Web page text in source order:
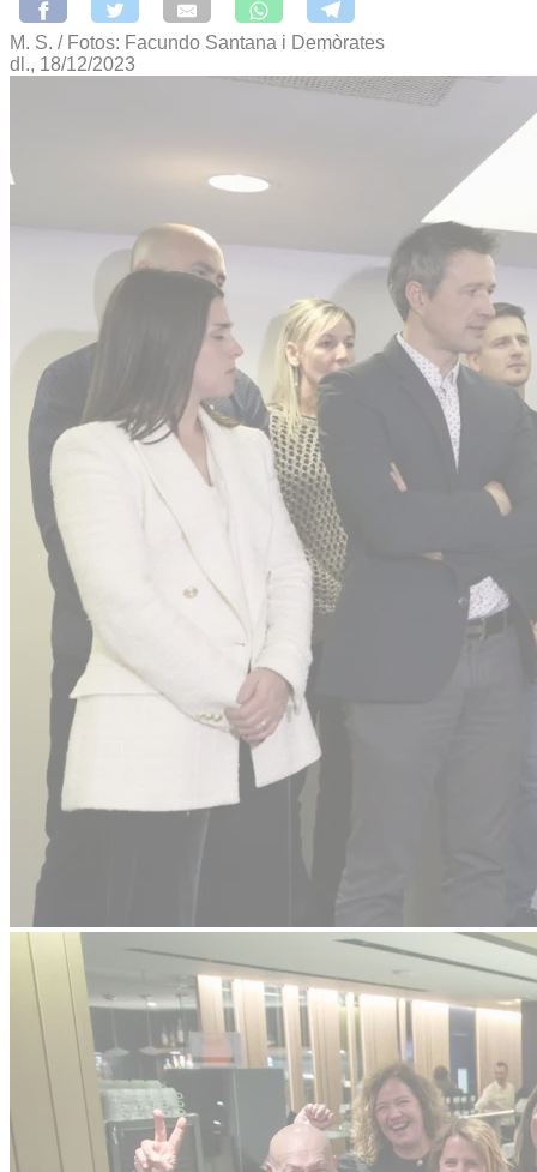
M. S. / Fotos: Facundo Santana i Demòrates
dl., 18/12/2023